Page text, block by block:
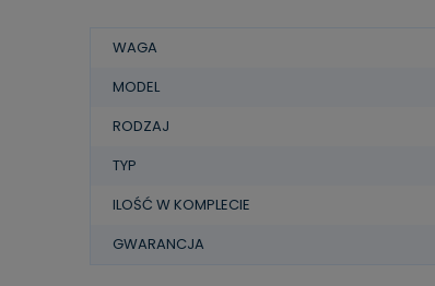
WAGA
MODEL
RODZAJ
TYP
ILOŚĆ W KOMPLECIE
GWARANCJA